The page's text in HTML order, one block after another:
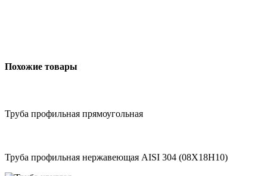
Похожие товары
Труба профильная прямоугольная
Труба профильная нержавеющая AISI 304 (08Х18Н10)